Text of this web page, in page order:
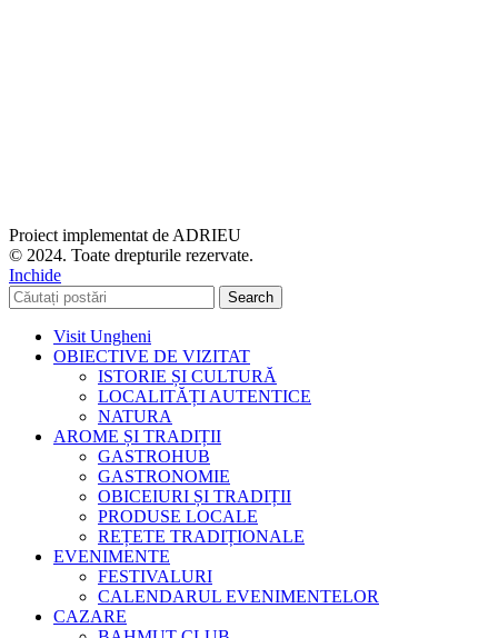
Proiect implementat de ADRIEU
© 2024. Toate drepturile rezervate.
Inchide
Search
Visit Ungheni
OBIECTIVE DE VIZITAT
ISTORIE ȘI CULTURĂ
LOCALITĂȚI AUTENTICE
NATURA
AROME ȘI TRADIȚII
GASTROHUB
GASTRONOMIE
OBICEIURI ȘI TRADIȚII
PRODUSE LOCALE
REȚETE TRADIȚIONALE
EVENIMENTE
FESTIVALURI
CALENDARUL EVENIMENTELOR
CAZARE